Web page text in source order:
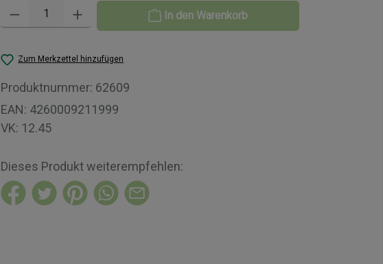
Produkt Anzahl: Gib den gewünschten Wert ein oder benutze die Schaltflächen um die
In den Warenkorb
Zum Merkzettel hinzufügen
Produktnummer: 62609
EAN: 4260009211999
VK: 12.45
Dieses Produkt weiterempfehlen: